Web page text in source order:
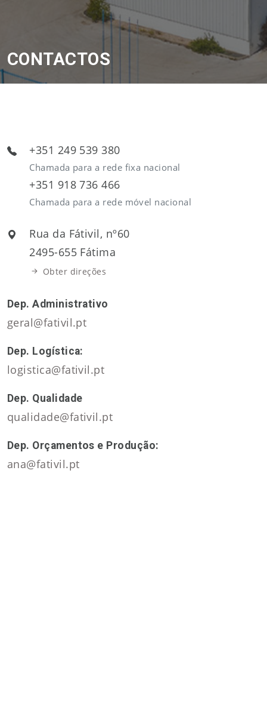
CONTACTOS
+351 249 539 380
Chamada para a rede fixa nacional
+351 918 736 466
Chamada para a rede móvel nacional
Rua da Fátivil, nº60
2495-655 Fátima
Obter direções
Dep. Administrativo
geral@fativil.pt
Dep. Logística:
logistica@fativil.pt
Dep. Qualidade
qualidade@fativil.pt
Dep. Orçamentos e Produção:
ana@fativil.pt